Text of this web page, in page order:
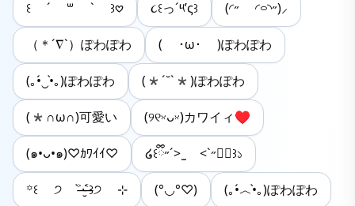
꒰ ´ ꒳ ` ꒱𖹭 ૮꒰っ´༥’ς꒱ (◜˶ ◜࿁◝˶)⸝
（＊´∇`）ぽわぽわ ( ･ω･ )ぽわぽわ
(｡•́‿•̀｡)ぽわぽわ (*´˘`*)ぽわぽわ
(*∩ω∩)可愛い (୨୧ᵕ̤ᴗᵕ̤)カワイィ♥️
(๑•ᴗ•๑)♡ｶﾜｲｲ♡ ໒꒰ྀི˶´> ̫ <`˶ྀི꒱১
꙳꒰ ੭ ˃̶̀·̮˂̶́꒱੭ ⊹ (°◡°♡) (｡•́︿•̀｡)ぽわぽわ